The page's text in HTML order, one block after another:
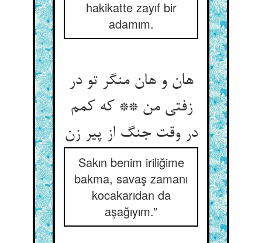
hakikatte zayıf bir
adamım.
هان و هان منگر تو در
زفتی من ** که کمم
در وقت جنگ از پیر زن‏
Sakın benim iriliğime
bakma, savaş zamanı
kocakarıdan da
aşağıyım.”